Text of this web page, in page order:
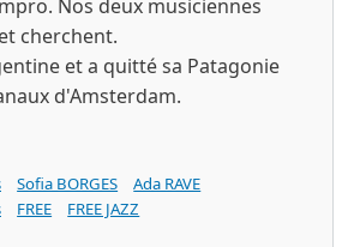
Nos deux musiciennes
cherchent.
et a quitté sa Patagonie
d'Amsterdam.
Sofia BORGES
Ada RAVE
FREE FREE JAZZ